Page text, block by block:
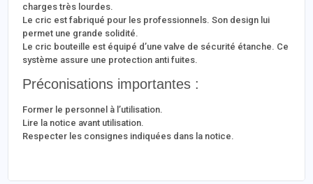
charges très lourdes.
Le cric est fabriqué pour les professionnels. Son design lui
permet une grande solidité.
Le cric bouteille est équipé d’une valve de sécurité étanche. Ce
système assure une protection anti fuites.
Préconisations importantes :
Former le personnel à l’utilisation.
Lire la notice avant utilisation.
Respecter les consignes indiquées dans la notice.